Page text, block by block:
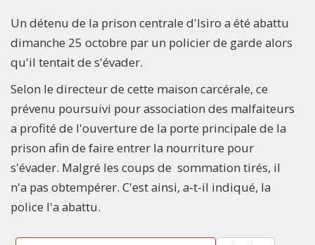
Un détenu de la prison centrale d'Isiro a été abattu
dimanche 25 octobre par un policier de garde alors
qu'il tentait de s'évader.
Selon le directeur de cette maison carcérale, ce
prévenu poursuivi pour association des malfaiteurs
a profité de l'ouverture de la porte principale de la
prison afin de faire entrer la nourriture pour
s'évader. Malgré les coups de sommation tirés, il
n'a pas obtempérer. C'est ainsi, a-t-il indiqué, la
police l'a abattu.